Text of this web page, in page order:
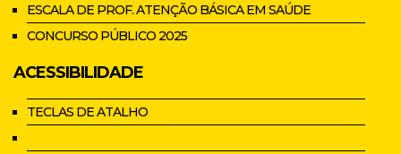
ESCALA DE PROF. ATENÇÃO BÁSICA EM SAÚDE
CONCURSO PÚBLICO 2025
ACESSIBILIDADE
TECLAS DE ATALHO